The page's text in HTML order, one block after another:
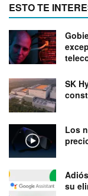
ESTO TE
SK
Los
su